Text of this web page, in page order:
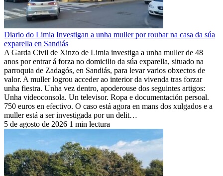
Diario do Limia Investigan a unha muller por roubar na casa da súa
exparella en Sandiás
A Garda Civil de Xinzo de Limia investiga a unha muller de 48
anos por entrar á forza no domicilio da súa exparella, situado na
parroquia de Zadagós, en Sandiás, para levar varios obxectos de
valor. A muller logrou acceder ao interior da vivenda tras forzar
unha fiestra. Unha vez dentro, apoderouse dos seguintes artigos:
Unha videoconsola. Un televisor. Ropa e documentación persoal.
750 euros en efectivo. O caso está agora en mans dos xulgados e a
muller está a ser investigada por un delit…
5 de agosto de 2026 1 min lectura